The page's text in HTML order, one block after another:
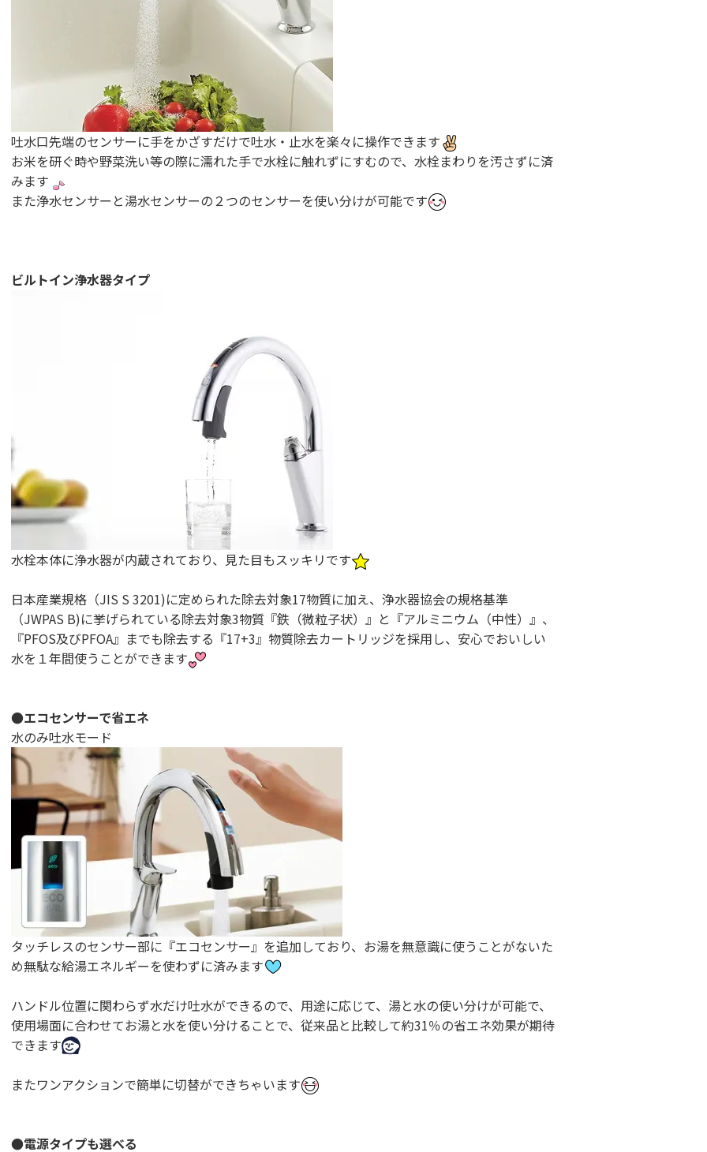
吐水口先端のセンサーに手をかざすだけで吐水・止水を楽々に操作できます
お米を研ぐ時や野菜洗い等の際に濡れた手で水栓に触れずにすむので、水栓まわりを汚さずに済
みます
また浄水センサーと湯水センサーの２つのセンサーを使い分けが可能です
ビルトイン浄水器タイプ
水栓本体に浄水器が内蔵されており、見た目もスッキリです
日本産業規格（JIS S 3201)に定められた除去対象17物質に加え、浄水器協会の規格基準
（JWPAS B)に挙げられている除去対象3物質『鉄（微粒子状）』と『アルミニウム（中性）』、
『PFOS及びPFOA』までも除去する『17+3』物質除去カートリッジを採用し、安心でおいしい
水を１年間使うことができます
●エコセンサーで省エネ
水のみ吐水モード
タッチレスのセンサー部に『エコセンサー』を追加しており、お湯を無意識に使うことがないた
め無駄な給湯エネルギーを使わずに済みます
ハンドル位置に関わらず水だけ吐水ができるので、用途に応じて、湯と水の使い分けが可能で、
使用場面に合わせてお湯と水を使い分けることで、従来品と比較して約31％の省エネ効果が期待
できます
またワンアクションで簡単に切替ができちゃいます
●電源タイプも選べる